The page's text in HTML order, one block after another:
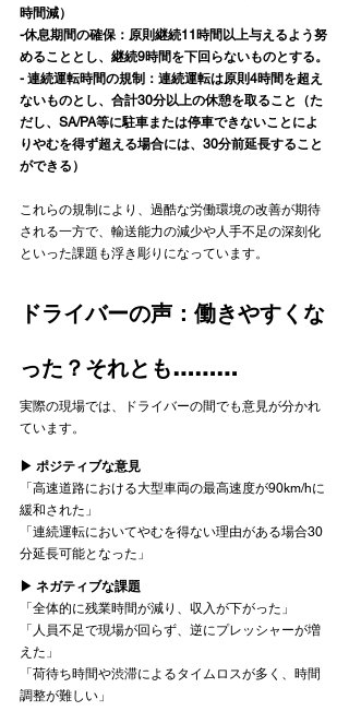
時間減）
-休息期間の確保：原則継続11時間以上与えるよう努
めることとし、継続9時間を下回らないものとする。
- 連続運転時間の規制：連続運転は原則4時間を超え
ないものとし、合計30分以上の休憩を取ること（た
だし、SA/PA等に駐車または停車できないことによ
りやむを得ず超える場合には、30分前延長すること
ができる）
これらの規制により、過酷な労働環境の改善が期待
される一方で、輸送能力の減少や人手不足の深刻化
といった課題も浮き彫りになっています。
ドライバーの声：働きやすくな
った？それとも………
実際の現場では、ドライバーの間でも意見が分かれ
ています。
▶︎ ポジティブな意見
「高速道路における大型車両の最高速度が90km/hに
緩和された」
「連続運転においてやむを得ない理由がある場合30
分延長可能となった」
▶︎ ネガティブな課題
「全体的に残業時間が減り、収入が下がった」
「人員不足で現場が回らず、逆にプレッシャーが増
えた」
「荷待ち時間や渋滞によるタイムロスが多く、時間
調整が難しい」